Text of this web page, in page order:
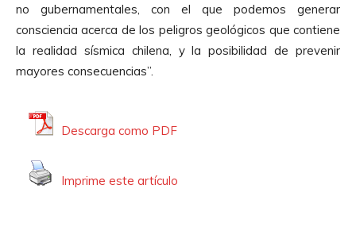
no gubernamentales, con el que podemos generar
consciencia acerca de los peligros geológicos que contiene
la realidad sísmica chilena, y la posibilidad de prevenir
mayores consecuencias”.
Descarga como PDF
Imprime este artículo